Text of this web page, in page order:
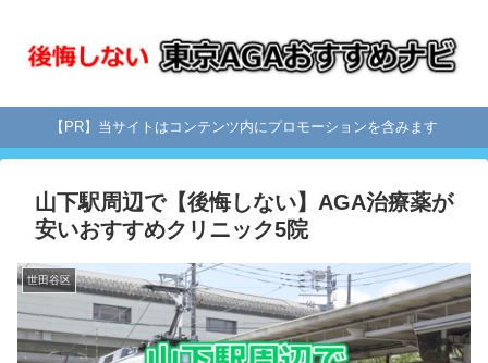
【PR】当サイトはコンテンツ内にプロモーションを含みます
山下駅周辺で【後悔しない】AGA治療薬が
安いおすすめクリニック5院
世田谷区